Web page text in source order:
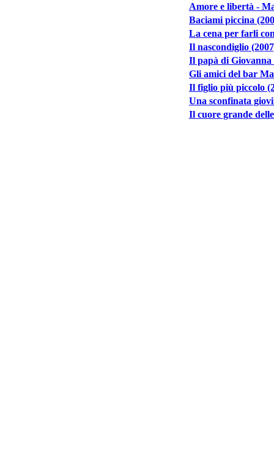
Amore e libertà -
Baciami piccina
La cena per farli
Il nascondiglio
Il papà di Giovanna
Gli amici del bar
Il figlio più piccolo
Una sconfinata
Il cuore grande